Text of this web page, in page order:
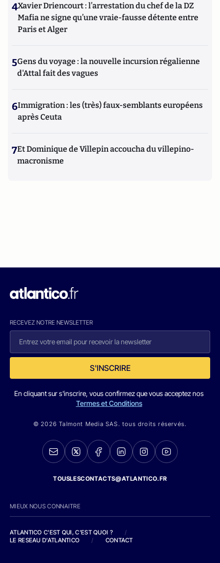
4Xavier Driencourt : l’arrestation du chef de la DZ
Mafia ne signe qu’une vraie-fausse détente entre
Paris et Alger
5Gens du voyage : la nouvelle incursion régalienne
d'Attal fait des vagues
6Immigration : les (très) faux-semblants européens
après Ceuta
7Et Dominique de Villepin accoucha du villepino-
macronisme
RECEVEZ NOTRE NEWSLETTER
S'INSCRIRE
En cliquant sur s'inscrire, vous confirmez que vous acceptez nos
Termes et Conditions
© 2026 Talmont Media SAS. tous droits réservés.
TOUSLESCONTACTS@ATLANTICO.FR
MIEUX NOUS CONNAITRE
ATLANTICO C'EST QUI, C'EST QUOI ?
/
LE RESEAU D'ATLANTICO
/ CONTACT